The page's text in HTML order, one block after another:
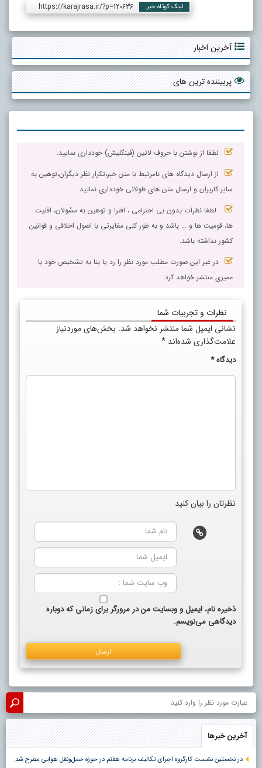
لینک کوتاه خبر: https://karajrasa.ir/?p=120636
آخرین اخبار
پربیننده ترین های
لطفا از نوشتن با حروف لاتین (فینگلیش) خودداری نمایید.
از ارسال دیدگاه های نامرتبط با متن خبر،تکرار نظر دیگران،توهین به
سایر کاربران و ارسال متن های طولانی خودداری نمایید.
لطفا نظرات بدون بی احترامی ، افترا و توهین به مسٔولان، اقلیت
ها، قومیت ها و ... باشد و به طور کلی مغایرتی با اصول اخلاقی و قوانین
کشور نداشته باشد.
در غیر این صورت مطلب مورد نظر را رد یا بنا به تشخیص خود با
ممیزی منتشر خواهد کرد.
نظرات و تجربیات شما
نشانی ایمیل شما منتشر نخواهد شد. بخش‌های موردنیاز
علامت‌گذاری شده‌اند *
دیدگاه*
نظرتان را بیان کنید
ذخیره نام، ایمیل و وبسایت من در مرورگر برای زمانی که دوباره
دیدگاهی می‌نویسم.
آخرین خبرها
در نخستین نشست کارگروه اجرای تکالیف برنامه هفتم در حوزه حمل‌ونقل هوایی مطرح شد: